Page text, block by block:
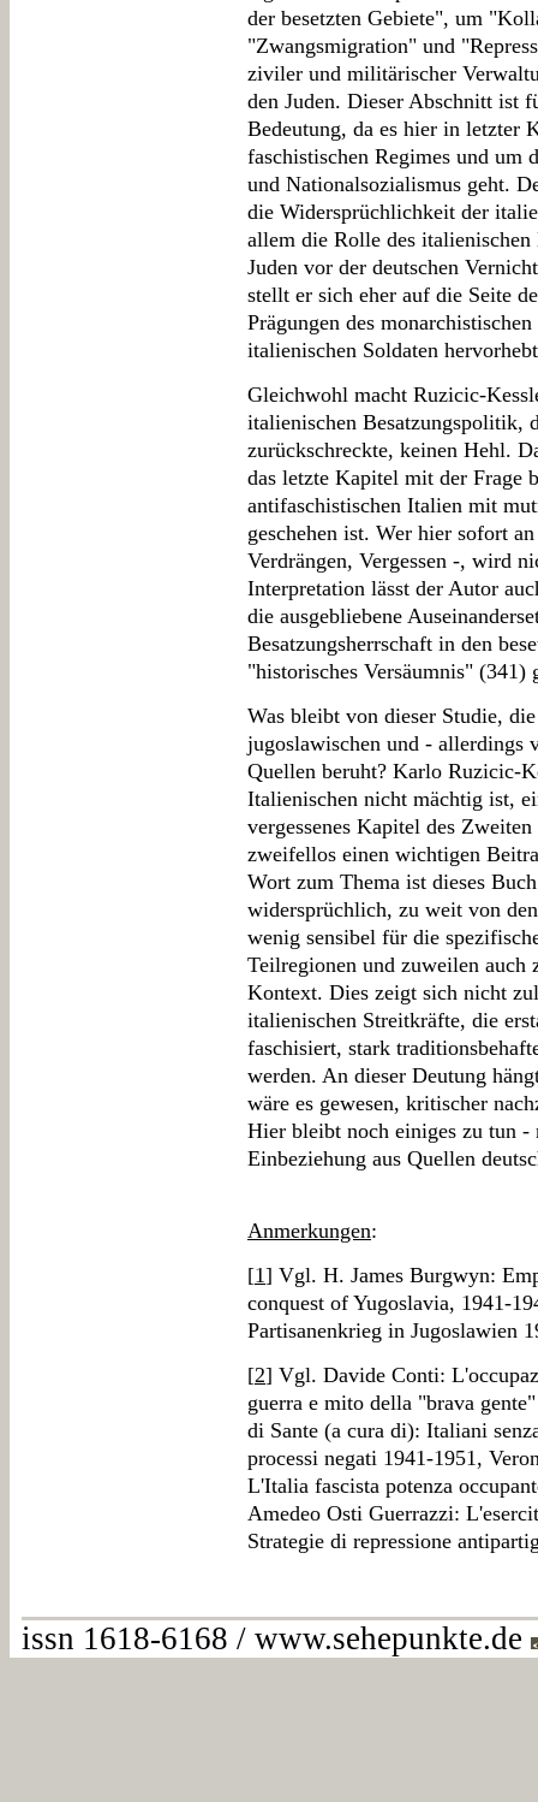
der besetzten Gebiete", um
"Zwangsmigration" und
ziviler und militärischer
den Juden. Dieser Abschnitt ist
Bedeutung, da es hier in letzter
faschistischen Regimes und um
und Nationalsozialismus geht.
die Widersprüchlichkeit der
allem die Rolle des
Juden vor der deutschen
stellt er sich eher auf die Seite
Prägungen des
italienischen Soldaten
Gleichwohl macht Ruzicic-
italienischen Besatzungspolitik,
zurückschreckte, keinen Hehl.
das letzte Kapitel mit der Frage
antifaschistischen Italien mit
geschehen ist. Wer hier sofort
Verdrängen, Vergessen -, wird
Interpretation lässt der Autor
die ausgebliebene
Besatzungsherrschaft in den
"historisches Versäumnis" (341)
Was bleibt von dieser Studie,
jugoslawischen und - allerdings
Quellen beruht? Karlo Ruzicic-
Italienischen nicht mächtig ist,
vergessenes Kapitel des
zweifellos einen wichtigen
Wort zum Thema ist dieses
widersprüchlich, zu weit von
wenig sensibel für die
Teilregionen und zuweilen auch
Kontext. Dies zeigt sich nicht
italienischen Streitkräfte, die
faschisiert, stark
werden. An dieser Deutung
wäre es gewesen, kritischer
Hier bleibt noch einiges zu tun -
Einbeziehung aus Quellen
Anmerkungen:
[1] Vgl. H. James Burgwyn:
conquest of Yugoslavia, 1941-
Partisanenkrieg in Jugoslawien
[2] Vgl. Davide Conti:
guerra e mito della "brava
di Sante (a cura di): Italiani
processi negati 1941-1951,
L'Italia fascista potenza
Amedeo Osti Guerrazzi:
Strategie di repressione
issn 1618-6168 / www.sehepunkte.de